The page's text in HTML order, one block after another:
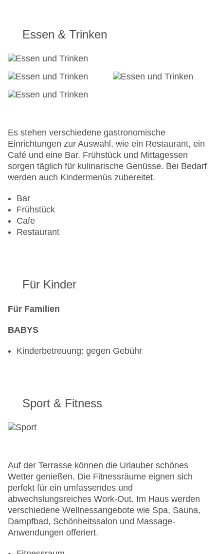
Anzahl der Konferenzräume: 1
Anzahl der Aufzüge: 1
Gesamtanzahl der Stockwerke: 54
Gesamtanzahl der Zimmer: 487
EC Maestro, Mastercard, Visa
Essen & Trinken
Es stehen verschiedene gastronomische
Einrichtungen zur Auswahl, wie ein Restaurant, ein
Café und eine Bar. Frühstück und Mittagessen
sorgen täglich für kulinarische Genüsse. Bei Bedarf
werden auch Kindermenüs zubereitet.
Bar
Frühstück
Cafe
Restaurant
Für Kinder
Für Familien
BABYS
Kinderbetreuung: gegen Gebühr
Sport & Fitness
Auf der Terrasse können die Urlauber schönes
Wetter genießen. Die Fitnessräume eignen sich
perfekt für ein umfassendes und
abwechslungsreiches Work-Out. Im Haus werden
verschiedene Wellnessangebote wie Spa, Sauna,
Dampfbad, Schönheitssalon und Massage-
Anwendungen offeriert.